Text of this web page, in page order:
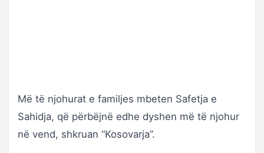
Më të njohurat e familjes mbeten Safetja e
Sahidja, që përbëjnë edhe dyshen më të njohur
në vend, shkruan “Kosovarja”.